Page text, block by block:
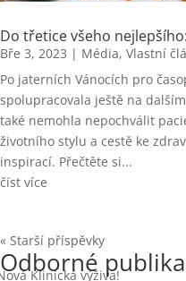
Do třetice všeho
Bře 3, 2023 | Média, Vlastní
Po jaterních Vánocích pro
spolupracovala ještě na
také nemohla nepochválit
životního stylu a cestě ke
inspirací. Přečtěte si...
číst více
« Starší příspěvky
Odborné